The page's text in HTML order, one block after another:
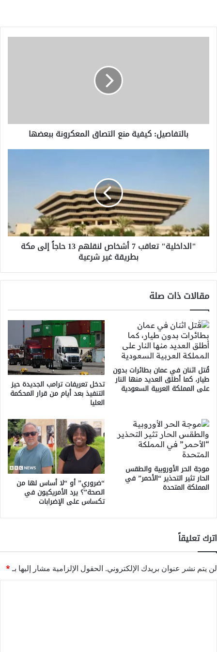
بالتفاصيل: كيفية منع التصاق المعكرونة ببعضها
لنقلهم
إلى
مكة
بطريقة
"الداخلية" تعاقب 7 أشخاص لنقلهم 13 حاجاً إلى مكة
بطريقة غير شرعية
مقالات ذات صلة
قُتل اثنان في عمان بطائرات بدون
طيار، كما أطلق العديد منها النار
على المملكة العربية السعودية تدخل تعريفات ترامب الجديدة حيز
التنفيذ بعد أيام من قرار المحكمة
العليا
موجة الحر الأوروبية والطقس
الحار تثير التحذير “الأحمر” في
المملكة المتحدة “ضروري” أو “لا أساس لها من
الصحة”؟ يرد الأمريكيون في
تكساس على الإضرابات
اترك تعليقاً
لن يتم نشر عنوان بريدك الإلكتروني. الحقول الإلزامية مشار إليها بـ*